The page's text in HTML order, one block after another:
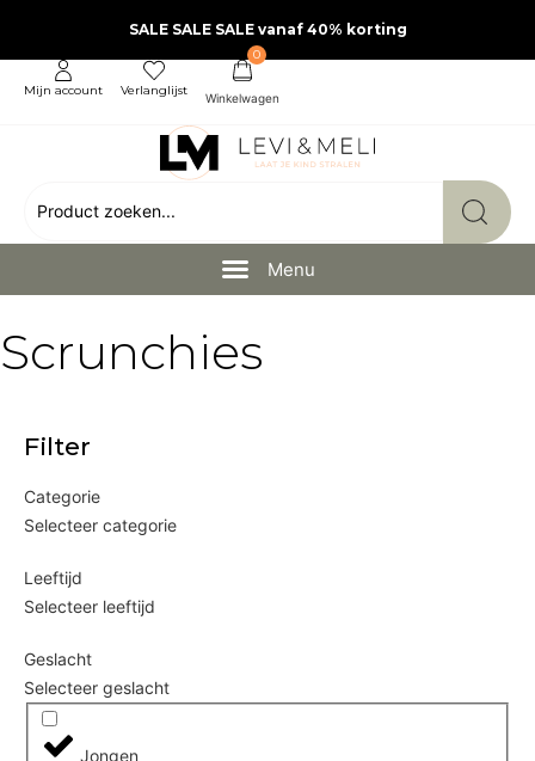
SALE SALE SALE vanaf 40% korting
Mijn account Verlanglijst
0
Scrunchies
Filter
Categorie
Selecteer categorie
Leeftijd
Selecteer leeftijd
Geslacht
Selecteer geslacht
Jongen